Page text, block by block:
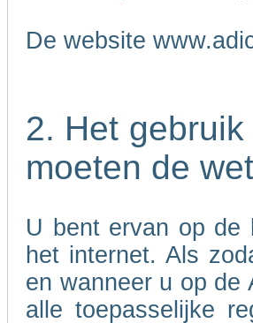
De website
2. Het
moeten de
U bent ervan op de
het internet. Als
en wanneer u op de
alle toepasselijke